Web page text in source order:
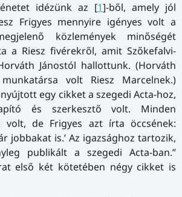
idézünk az [1]-ből, amely jól
Frigyes mennyire igényes volt a
közlemények minőségét
a Riesz fivérekről, amit Szőkefalvi-
Jánostól hallottunk. (Horváth
volt Riesz Marcelnek.)
egy cikket a szegedi Acta-hoz,
és szerkesztő volt. Minden
volt, de Frigyes azt írta öccsének:
jobbakat is.’ Az igazsághoz tartozik,
publikált a szegedi Acta-ban.”
első két kötetében négy cikket is